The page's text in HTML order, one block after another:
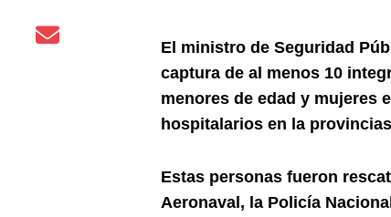
El ministro de Seguridad
captura de al menos 10
menores de edad y mujeres
hospitalarios en la
Estas personas fueron
Aeronaval, la Policía